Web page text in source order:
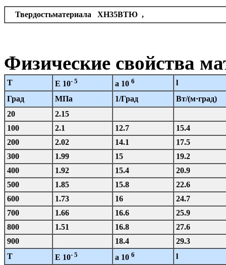
Твердостьматериала ХН35ВТЮ ,
Физические свойства
T E 10- 5 a 10 6
l
Град
МПа 1/Град
Вт/(м·град)
20
2.15
100
2.1 12.7
15.4
200
2.02 14.1
17.5
300
1.99 15
19.2
400
1.92 15.4
20.9
500
1.85 15.8
22.6
600
1.73 16
24.7
700
1.66 16.6
25.9
800
1.51 16.8
27.6
900
18.4
29.3
T
E 10- 5 a 10 6 l